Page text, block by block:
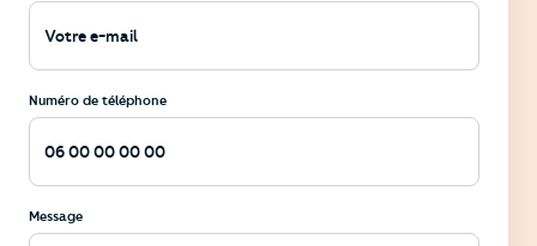
Numéro de téléphone
Message